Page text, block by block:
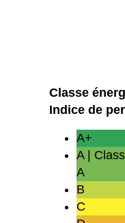
Classe
Indice de
A+
A |
A
B
C